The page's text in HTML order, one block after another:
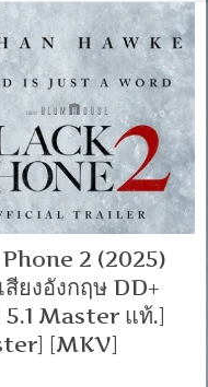
2 (2025)
ยงอังกฤษ DD+
Master แท้.]
[MKV]